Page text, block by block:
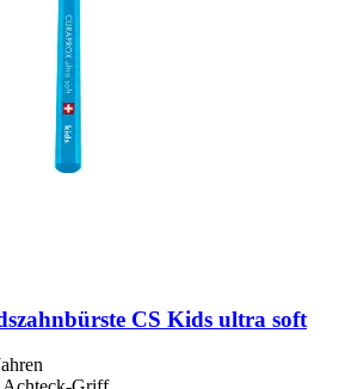
CS Kids ultra soft